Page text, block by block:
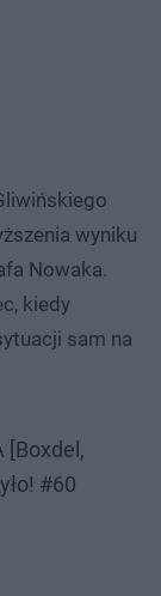
wyniku
Nowaka.
kiedy
sam na
[Boxdel,
#60